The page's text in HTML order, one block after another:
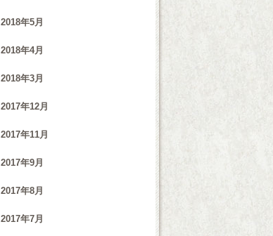
2018年5月
2018年4月
2018年3月
2017年12月
2017年11月
2017年9月
2017年8月
2017年7月